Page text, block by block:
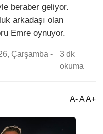
beraber geliyor.
arkadaşı olan
Emre oynuyor.
Çarşamba -
3 dk
okuma
A- A A+